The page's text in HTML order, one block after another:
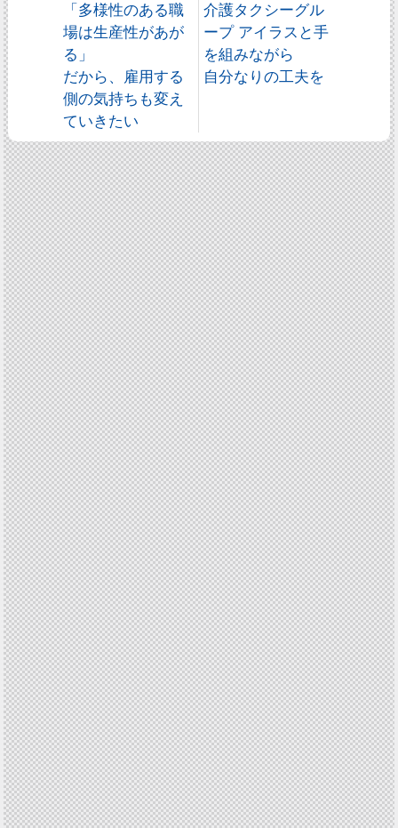
「多様性のある職
場は生産性があが
る」
だから、雇用する
側の気持ちも変え
ていきたい
介護タクシーグル
ープ アイラスと手
を組みながら
自分なりの工夫を